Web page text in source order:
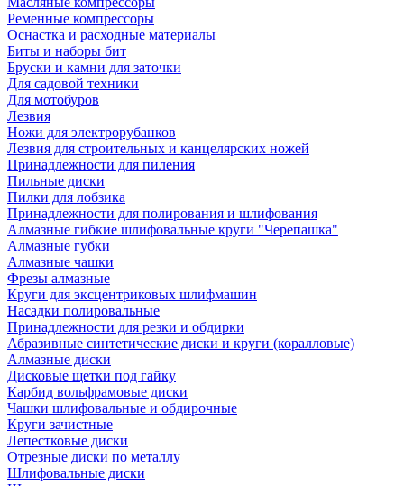
Ременные компрессоры
Оснастка и расходные материалы
Биты и наборы бит
Бруски и камни для заточки
Для садовой техники
Для мотобуров
Лезвия
Ножи для электрорубанков
Лезвия для строительных и канцелярских ножей
Принадлежности для пиления
Пильные диски
Пилки для лобзика
Принадлежности для полирования и шлифования
Алмазные гибкие шлифовальные круги "Черепашка"
Алмазные губки
Алмазные чашки
Фрезы алмазные
Круги для эксцентриковых шлифмашин
Насадки полировальные
Принадлежности для резки и обдирки
Абразивные синтетические диски и круги (коралловые)
Алмазные диски
Дисковые щетки под гайку
Карбид вольфрамовые диски
Чашки шлифовальные и обдирочные
Круги зачистные
Лепестковые диски
Отрезные диски по металлу
Шлифовальные диски